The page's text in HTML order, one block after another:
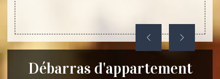
la
Débarras d'appartement